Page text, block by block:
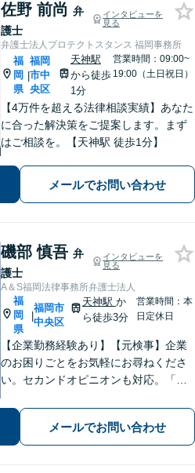
佐野 前尚 弁
護士
インタビューを
見る
弁護士法人プロテクトスタンス 福岡事務所
福
岡
県
|
福岡
市中
央区
天神駅
から徒歩
1分
営業時間：09:00~
19:00（土日祝日）
【4万件を超える法律相談実績】あなた
に合った解決策をご提案します。まず
はご相談を。【天神駅 徒歩1分】
メールでお問い合わせ
磯部 慎吾 弁
護士
インタビューを
見る
A＆S福岡法律事務所弁護士法人
福
岡
県
|
福岡市
中央区
天神駅 か
ら徒歩3分
営業時間：本
日定休日
【企業勤務経験あり】【元検事】企業
のお困りごとをお気軽にお尋ねくださ
い。セカンドオピニオンも対応。「企
「社内調査」「刑事事件対応」も得意
とし、ビジネスと個人を全力で守りま
す。その他幅広いご相談に対応【天神
地下街直結】
メールでお問い合わせ